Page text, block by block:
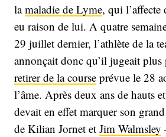
lamaladie de Lyme, qui l’affecte
eu raison de lui. A quatre
29 juillet dernier, l’athlète de la
annonçait donc qu’il jugeait plus
retirer de la course prévue le 28
l’âme. Après deux ans de hauts
devait en effet marquer son
de Kilian Jornet et Jim Walmsley